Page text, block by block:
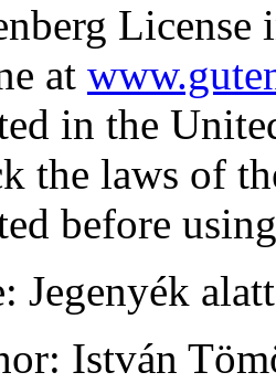
at
in the
the laws of
before
: Jegenyék
: István